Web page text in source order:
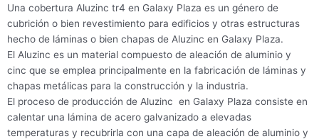
Una cobertura Aluzinc tr4 en Galaxy Plaza es un género de
cubrición o bien revestimiento para edificios y otras estructuras
hecho de láminas o bien chapas de Aluzinc en Galaxy Plaza.
El Aluzinc es un material compuesto de aleación de aluminio y
cinc que se emplea principalmente en la fabricación de láminas y
chapas metálicas para la construcción y la industria.
El proceso de producción de Aluzinc en Galaxy Plaza consiste en
calentar una lámina de acero galvanizado a elevadas
temperaturas y recubrirla con una capa de aleación de aluminio y